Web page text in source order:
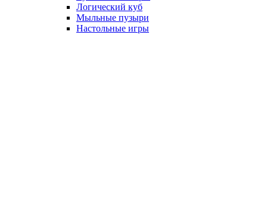
Логический куб
Мыльные пузыри
Настольные игры